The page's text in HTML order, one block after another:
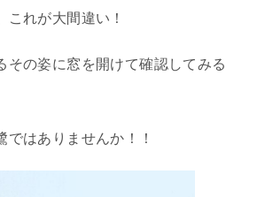
これが大間違い！
その姿に窓を開けて確認してみる
ではありませんか！！